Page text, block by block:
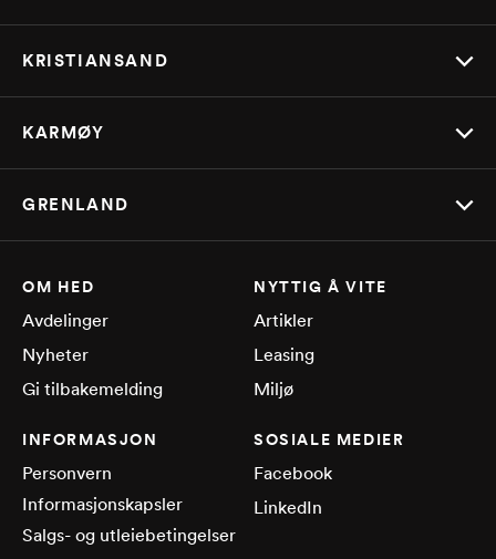
KRISTIANSAND
KARMØY
GRENLAND
OM HED
Avdelinger
Nyheter
Gi tilbakemelding
NYTTIG Å VITE
Artikler
Leasing
Miljø
INFORMASJON
Personvern
Informasjonskapsler
Salgs- og utleiebetingelser
SOSIALE MEDIER
Facebook
LinkedIn